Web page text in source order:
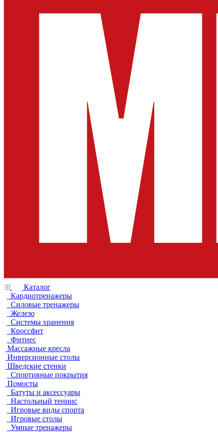
Каталог
Кардиотренажеры
Силовые тренажеры
Железо
Системы хранения
Кроссфит
Фитнес
Массажные кресла
Инверсионные столы
Шведские стенки
Спортивные покрытия
Помосты
Батуты и аксессуары
Настольный теннис
Игровые виды спорта
Игровые столы
Умные тренажеры